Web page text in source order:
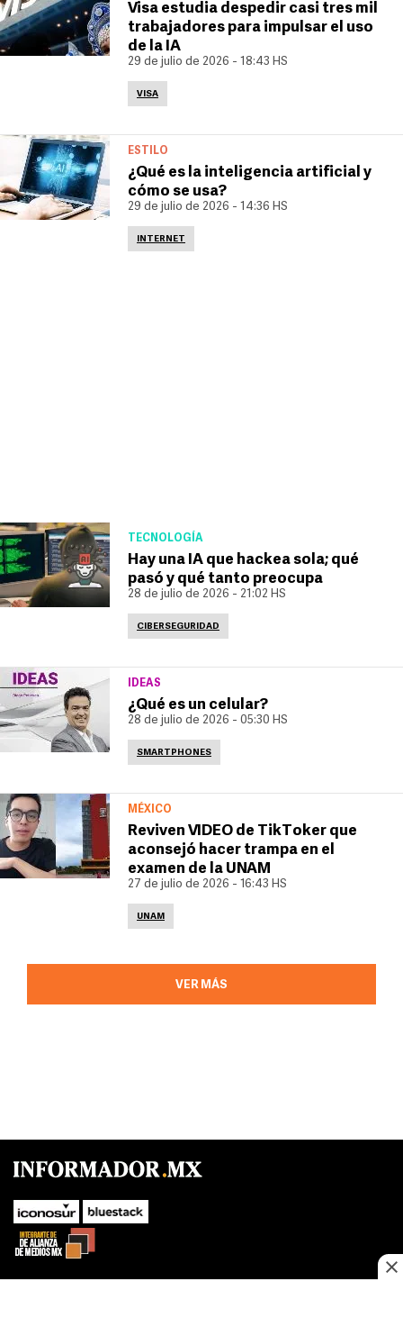
Visa estudia despedir casi tres mil
trabajadores para impulsar el uso
de la IA
29 de julio de 2026 - 18:43 HS
VISA
ESTILO
¿Qué es la inteligencia artificial y
cómo se usa?
29 de julio de 2026 - 14:36 HS
INTERNET
TECNOLOGÍA
Hay una IA que hackea sola; qué
pasó y qué tanto preocupa
28 de julio de 2026 - 21:02 HS
CIBERSEGURIDAD
IDEAS
¿Qué es un celular?
28 de julio de 2026 - 05:30 HS
SMARTPHONES
MÉXICO
Reviven VIDEO de TikToker que
aconsejó hacer trampa en el
examen de la UNAM
27 de julio de 2026 - 16:43 HS
UNAM
VER MÁS